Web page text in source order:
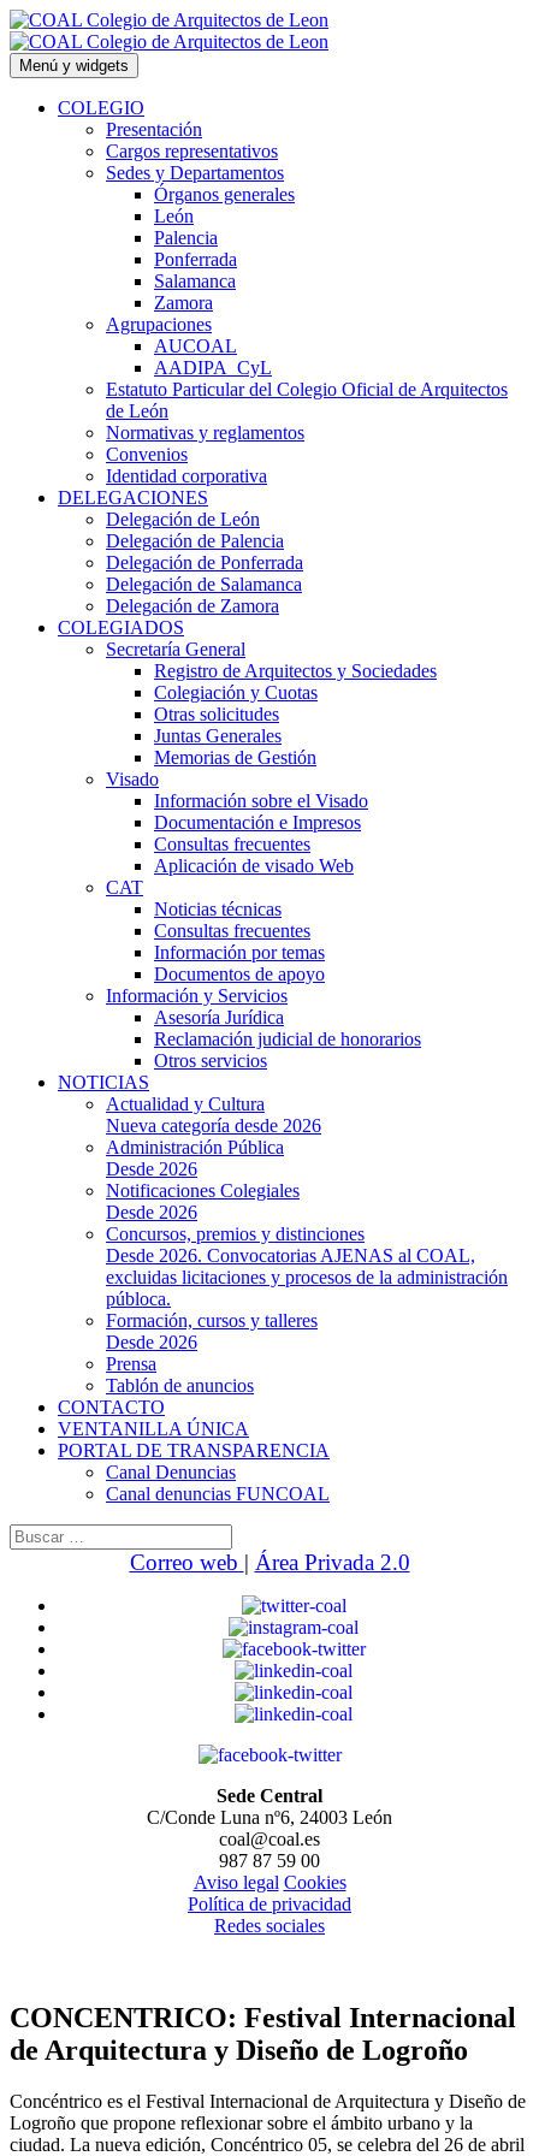
Saltar
al
contenido
Menú y widgets
COLEGIO
Presentación
Cargos representativos
Sedes y Departamentos
Órganos generales
León
Palencia
Ponferrada
Salamanca
Zamora
Agrupaciones
AUCOAL
AADIPA_CyL
Estatuto Particular del Colegio Oficial de Arquitectos
de León
Normativas y reglamentos
Convenios
Identidad corporativa
DELEGACIONES
Delegación de León
Delegación de Palencia
Delegación de Ponferrada
Delegación de Salamanca
Delegación de Zamora
COLEGIADOS
Secretaría General
Registro de Arquitectos y Sociedades
Colegiación y Cuotas
Otras solicitudes
Juntas Generales
Memorias de Gestión
Visado
Información sobre el Visado
Documentación e Impresos
Consultas frecuentes
Aplicación de visado Web
CAT
Noticias técnicas
Consultas frecuentes
Información por temas
Documentos de apoyo
Información y Servicios
Asesoría Jurídica
Reclamación judicial de honorarios
Otros servicios
NOTICIAS
Actualidad y Cultura
Nueva categoría desde 2026
Administración Pública
Desde 2026
Notificaciones Colegiales
Desde 2026
Concursos, premios y distinciones
Desde 2026. Convocatorias AJENAS al COAL,
excluidas licitaciones y procesos de la administración
públoca.
Formación, cursos y talleres
Desde 2026
Prensa
Tablón de anuncios
CONTACTO
VENTANILLA ÚNICA
PORTAL DE TRANSPARENCIA
Canal Denuncias
Canal denuncias FUNCOAL
Buscar:
Correo web | Área Privada 2.0
Sede Central
C/Conde Luna nº6, 24003 León
coal@coal.es
987 87 59 00
Aviso legal Cookies
Política de privacidad
Redes sociales
CONCENTRICO: Festival Internacional
de Arquitectura y Diseño de Logroño
Concéntrico es el Festival Internacional de Arquitectura y Diseño de
Logroño que propone reflexionar sobre el ámbito urbano y la
ciudad. La nueva edición, Concéntrico 05, se celebra del 26 de abril